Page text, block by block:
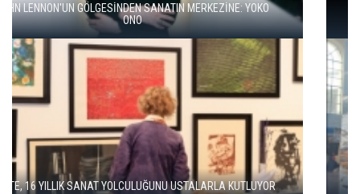
BALKANLAR'DAN ALÇITEPE'YE GÖÇÜN HİKAYESİ: "KÖK HALI"
SERGİSİ AÇILDI
SINIRLAR, GARLAR VE TAŞ AVLULAR ARASINDA EDİRNE
BİENALİ